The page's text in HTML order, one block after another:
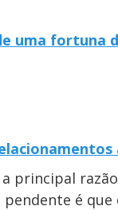
uma fortuna
principal
é que